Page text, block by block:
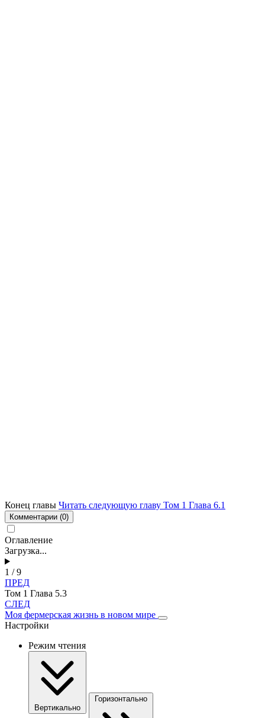
Конец главы Читать следующую главу Том 1 Глава 6.1
Комментарии (0)
Оглавление
Загрузка...
1 / 9
ПРЕД
Том 1 Глава 5.3
СЛЕД
Моя фермерская жизнь в новом мире
Настройки
Режим чтения
Вертикально
Горизонтально